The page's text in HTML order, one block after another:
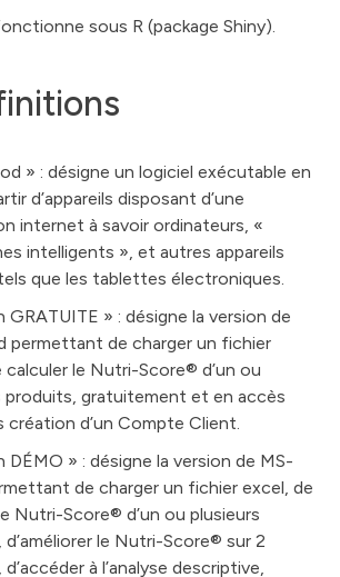
sous R (package Shiny).
» : désigne un logiciel exécutable en
d’appareils disposant d’une
internet à savoir ordinateurs, «
intelligents », et autres appareils
que les tablettes électroniques.
GRATUITE » : désigne la version de
permettant de charger un fichier
calculer le Nutri-Score® d’un ou
produits, gratuitement et en accès
création d’un Compte Client.
DÉMO » : désigne la version de MS-
de charger un fichier excel, de
Nutri-Score® d’un ou plusieurs
le Nutri-Score® sur 2
à l’analyse descriptive,